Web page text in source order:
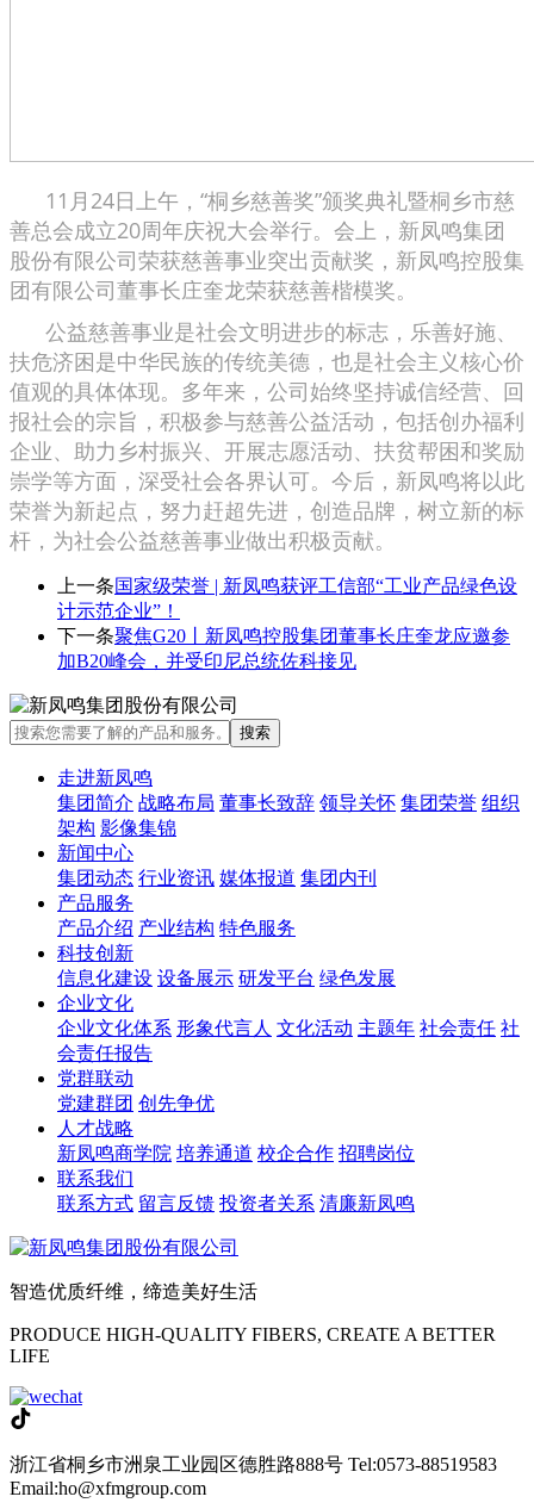
11月24日上午，“桐乡慈善奖”颁奖典礼暨桐乡市慈
善总会成立20周年庆祝大会举行。会上，新凤鸣集团
股份有限公司荣获慈善事业突出贡献奖，新凤鸣控股集
团有限公司董事长庄奎龙荣获慈善楷模奖。
公益慈善事业是社会文明进步的标志，乐善好施、
扶危济困是中华民族的传统美德，也是社会主义核心价
值观的具体体现。多年来，公司始终坚持诚信经营、回
报社会的宗旨，积极参与慈善公益活动，包括创办福利
企业、助力乡村振兴、开展志愿活动、扶贫帮困和奖励
崇学等方面，深受社会各界认可。今后，新凤鸣将以此
荣誉为新起点，努力赶超先进，创造品牌，树立新的标
杆，为社会公益慈善事业做出积极贡献。
上一条国家级荣誉 | 新凤鸣获评工信部“工业产品绿色设
计示范企业”！
下一条聚焦G20丨新凤鸣控股集团董事长庄奎龙应邀参
加B20峰会，并受印尼总统佐科接见
走进新凤鸣
集团简介 战略布局 董事长致辞 领导关怀 集团荣誉 组织
架构 影像集锦
新闻中心
集团动态 行业资讯 媒体报道 集团内刊
产品服务
产品介绍 产业结构 特色服务
科技创新
信息化建设 设备展示 研发平台 绿色发展
企业文化
企业文化体系 形象代言人 文化活动 主题年 社会责任 社
会责任报告
党群联动
党建群团 创先争优
人才战略
新凤鸣商学院 培养通道 校企合作 招聘岗位
联系我们
联系方式 留言反馈 投资者关系 清廉新凤鸣
智造优质纤维，缔造美好生活
PRODUCE HIGH-QUALITY FIBERS, CREATE A BETTER
LIFE
浙江省桐乡市洲泉工业园区德胜路888号 Tel:0573-88519583
Email:ho@xfmgroup.com